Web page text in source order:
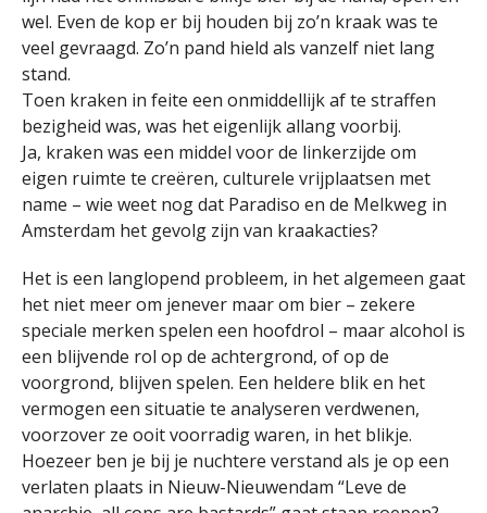
wel. Even de kop er bij houden bij zo’n kraak was te
veel gevraagd. Zo’n pand hield als vanzelf niet lang
stand.
Toen kraken in feite een onmiddellijk af te straffen
bezigheid was, was het eigenlijk allang voorbij.
Ja, kraken was een middel voor de linkerzijde om
eigen ruimte te creëren, culturele vrijplaatsen met
name – wie weet nog dat Paradiso en de Melkweg in
Amsterdam het gevolg zijn van kraakacties?
Het is een langlopend probleem, in het algemeen gaat
het niet meer om jenever maar om bier – zekere
speciale merken spelen een hoofdrol – maar alcohol is
een blijvende rol op de achtergrond, of op de
voorgrond, blijven spelen. Een heldere blik en het
vermogen een situatie te analyseren verdwenen,
voorzover ze ooit voorradig waren, in het blikje.
Hoezeer ben je bij je nuchtere verstand als je op een
verlaten plaats in Nieuw-Nieuwendam “Leve de